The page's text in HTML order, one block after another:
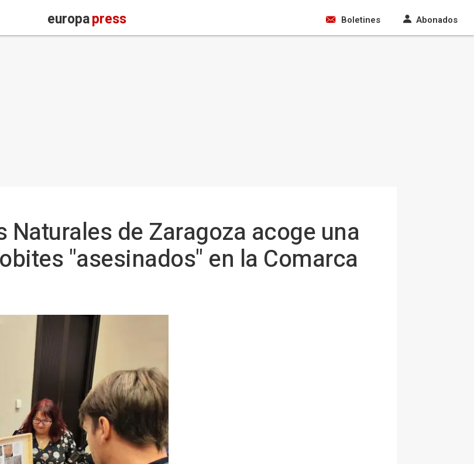
europapress Boletines Abonados
Naturales de Zaragoza acoge una
"asesinados" en la Comarca